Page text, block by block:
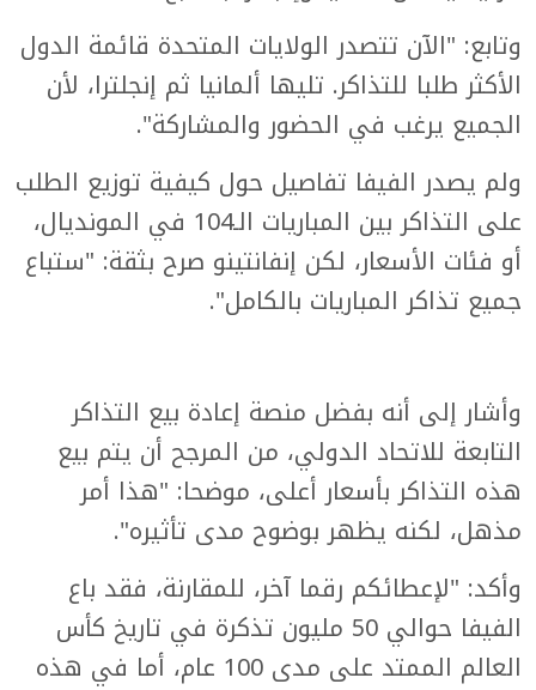
وتابع: "الآن تتصدر الولايات المتحدة قائمة الدول
الأكثر طلبا للتذاكر. تليها ألمانيا ثم إنجلترا، لأن
الجميع يرغب في الحضور والمشاركة".
ولم يصدر الفيفا تفاصيل حول كيفية توزيع الطلب
على التذاكر بين المباريات الـ104 في المونديال،
أو فئات الأسعار، لكن إنفانتينو صرح بثقة: "ستباع
جميع تذاكر المباريات بالكامل".
وأشار إلى أنه بفضل منصة إعادة بيع التذاكر
التابعة للاتحاد الدولي، من المرجح أن يتم بيع
هذه التذاكر بأسعار أعلى، موضحا: "هذا أمر
مذهل، لكنه يظهر بوضوح مدى تأثيره".
وأكد: "لإعطائكم رقما آخر، للمقارنة، فقد باع
الفيفا حوالي 50 مليون تذكرة في تاريخ كأس
العالم الممتد على مدى 100 عام، أما في هذه